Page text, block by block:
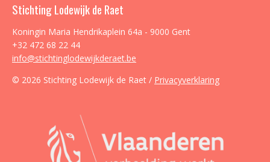
Stichting Lodewijk de Raet
Koningin Maria Hendrikaplein 64a - 9000 Gent
+32 472 68 22 44
info@stichtinglodewijkderaet.be
© 2026 Stichting Lodewijk de Raet / Privacyverklaring